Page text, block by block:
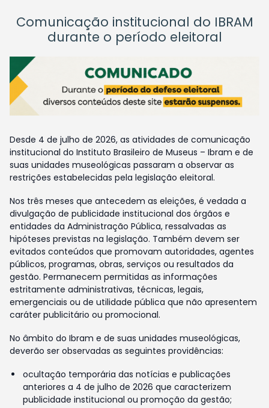
Comunicação institucional do IBRAM
durante o período eleitoral
Desde 4 de julho de 2026, as atividades de comunicação
institucional do Instituto Brasileiro de Museus – Ibram e de
suas unidades museológicas passaram a observar as
restrições estabelecidas pela legislação eleitoral.
Nos três meses que antecedem as eleições, é vedada a
divulgação de publicidade institucional dos órgãos e
entidades da Administração Pública, ressalvadas as
hipóteses previstas na legislação. Também devem ser
evitados conteúdos que promovam autoridades, agentes
públicos, programas, obras, serviços ou resultados da
gestão. Permanecem permitidas as informações
estritamente administrativas, técnicas, legais,
emergenciais ou de utilidade pública que não apresentem
caráter publicitário ou promocional.
No âmbito do Ibram e de suas unidades museológicas,
deverão ser observadas as seguintes providências:
ocultação temporária das notícias e publicações
anteriores a 4 de julho de 2026 que caracterizem
publicidade institucional ou promoção da gestão;